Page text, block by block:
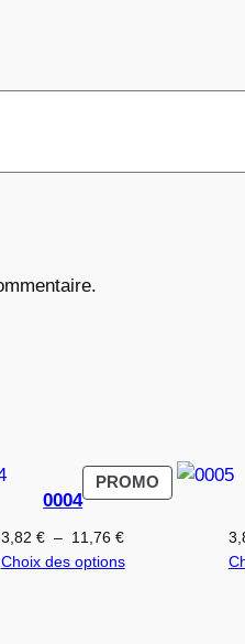
7
PROMOPRODUIT
EN
0004
3,82€ – 11,76€Plage
de
Choix des options